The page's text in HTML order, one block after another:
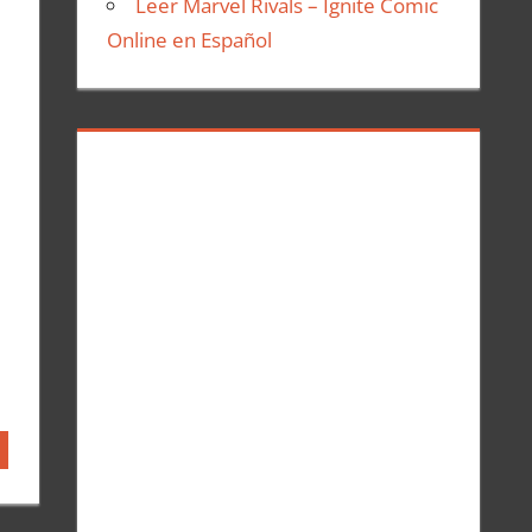
Leer Marvel Rivals – Ignite Comic
Online en Español